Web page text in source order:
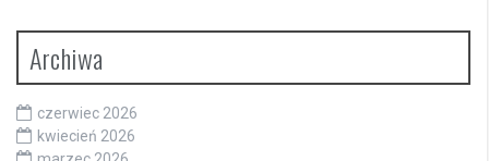
Archiwa
czerwiec 2026
kwiecień 2026